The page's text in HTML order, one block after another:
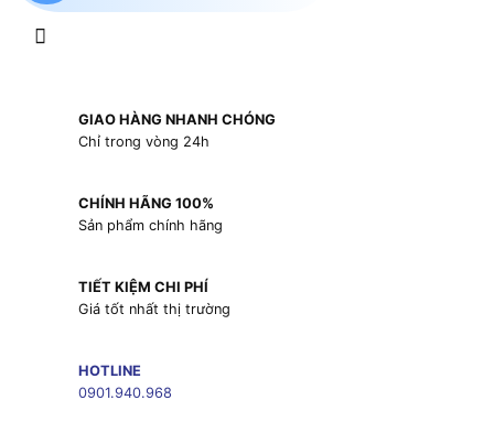
GIAO HÀNG NHANH CHÓNG
Chỉ trong vòng 24h
CHÍNH HÃNG 100%
Sản phẩm chính hãng
TIẾT KIỆM CHI PHÍ
Giá tốt nhất thị trường
HOTLINE
0901.940.968